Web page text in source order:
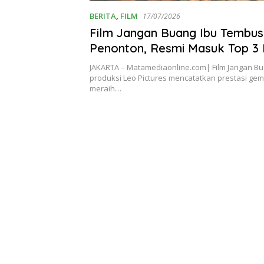
BERITA, FILM 17/07/2026
Film Jangan Buang Ibu
Penonton, Resmi Masuk Top 3
Indonesia Terlaris 2026
JAKARTA – Matamediaonline.com| Film Jangan
produksi Leo Pictures mencatatkan prestasi
meraih…